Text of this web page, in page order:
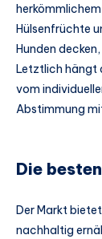
Hülsenfrüchte
Hunden
Letztlich hängt
vom
Abstimmung
Die
Der Markt
nachhaltig